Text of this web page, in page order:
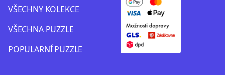
VŠECHNY KOLEKCE
VŠECHNA PUZZLE
POPULARNÍ PUZZLE